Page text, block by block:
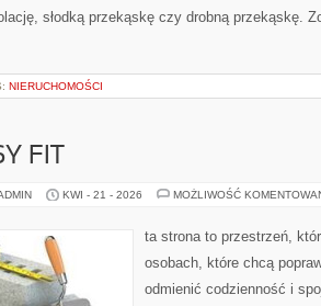
słodką przekąskę czy drobną przekąskę.
NIERUCHOMOŚCI
FIT
KWI - 21 - 2026 MOŻLIWOŚĆ
ta strona to przestrzeń,
osobach, które chcą
odmienić codzienność i